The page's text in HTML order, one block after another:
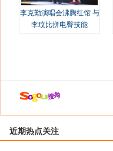
李克勤演唱会沸腾红馆 与
李玟比拼电臀技能
近期热点关注